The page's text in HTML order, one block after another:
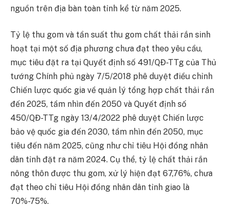
nguồn trên địa bàn toàn tỉnh kể từ năm 2025.
Tỷ lệ thu gom và tần suất thu gom chất thải rắn sinh
hoạt tại một số địa phương chưa đạt theo yêu cầu,
mục tiêu đặt ra tại Quyết định số 491/QĐ-TTg của Thủ
tướng Chính phủ ngày 7/5/2018 phê duyệt điều chỉnh
Chiến lược quốc gia về quản lý tổng hợp chất thải rắn
đến 2025, tầm nhìn đến 2050 và Quyết định số
450/QĐ-TTg ngày 13/4/2022 phê duyệt Chiến lược
bảo vệ quốc gia đến 2030, tầm nhìn đến 2050, mục
tiêu đến năm 2025, cũng như chỉ tiêu Hội đồng nhân
dân tỉnh đặt ra năm 2024. Cụ thể, tỷ lệ chất thải rắn
nông thôn được thu gom, xử lý hiện đạt 67,76%, chưa
đạt theo chỉ tiêu Hội đồng nhân dân tỉnh giao là
70%-75%.